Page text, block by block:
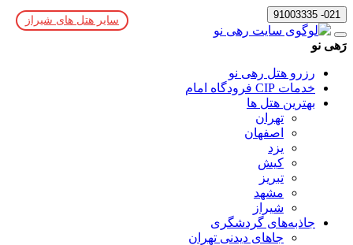
021- 91003335
رَهی نو
رزرو هتل رهی نو
خدمات CIP فرودگاه امام
بهترین هتل ها
تهران
اصفهان
یزد
کیش
تبریز
مشهد
شیراز
جاذبه‌های گردشگری
جاهای دیدنی تهران
سایر هتل های شیراز